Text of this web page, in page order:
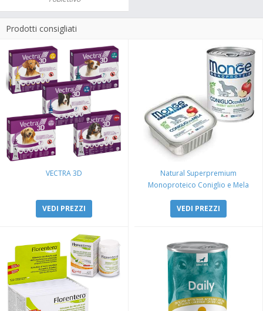
Prodotti consigliati
VECTRA 3D
VEDI PREZZI
Natural Superpremium
Monoproteico Coniglio e Mela
VEDI PREZZI